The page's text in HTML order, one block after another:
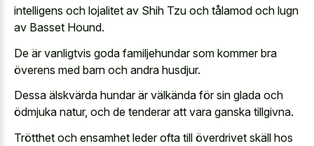
intelligens och lojalitet av Shih Tzu och tålamod och lugn
av Basset Hound.
De är vanligtvis goda familjehundar som kommer bra
överens med barn och andra husdjur.
Dessa älskvärda hundar är välkända för sin glada och
ödmjuka natur, och de tenderar att vara ganska tillgivna.
Trötthet och ensamhet leder ofta till överdrivet skäll hos